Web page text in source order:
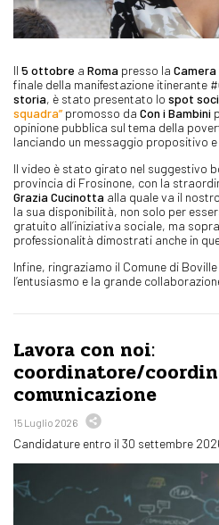
Il 5 ottobre a Roma presso la
finale della manifestazione itinerante #
storia, è stato presentato lo spot
squadra” promosso da Con i Bambini
opinione pubblica sul tema della
lanciando un messaggio propositivo e
Il video è stato girato nel suggestivo
provincia di Frosinone, con la
Grazia Cucinotta alla quale va il
la sua disponibilità, non solo per
gratuito all’iniziativa sociale, ma
professionalità dimostrati anche in
Infine, ringraziamo il Comune di
l’entusiasmo e la grande
Lavora con noi:
coordinatore/
comunicazione
15 Luglio 2026
Candidature entro il 30 settembre